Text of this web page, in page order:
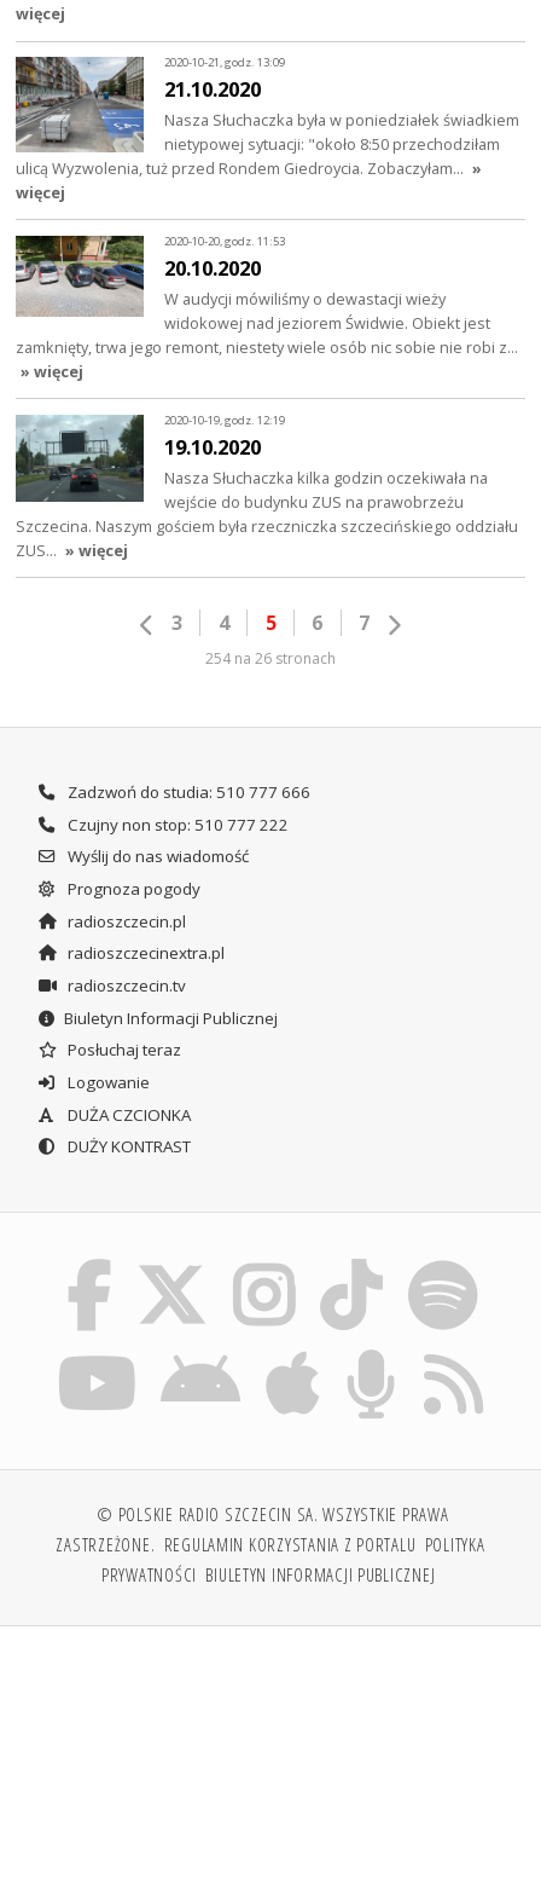
więcej
2020-10-21, godz. 13:09
21.10.2020
Nasza Słuchaczka była w poniedziałek świadkiem
nietypowej sytuacji: "około 8:50 przechodziłam
ulicą Wyzwolenia, tuż przed Rondem Giedroycia. Zobaczyłam… »
więcej
2020-10-20, godz. 11:53
20.10.2020
W audycji mówiliśmy o dewastacji wieży
widokowej nad jeziorem Świdwie. Obiekt jest
zamknięty, trwa jego remont, niestety wiele osób nic sobie nie robi z…
» więcej
2020-10-19, godz. 12:19
19.10.2020
Nasza Słuchaczka kilka godzin oczekiwała na
wejście do budynku ZUS na prawobrzeżu
Szczecina. Naszym gościem była rzeczniczka szczecińskiego oddziału
ZUS… » więcej
3 4 5 6 7
254 na 26 stronach
Zadzwoń do studia: 510 777 666
Czujny non stop: 510 777 222
Wyślij do nas wiadomość
Prognoza pogody
radioszczecin.pl
radioszczecinextra.pl
radioszczecin.tv
Biuletyn Informacji Publicznej
Posłuchaj teraz
Logowanie
DUŻA CZCIONKA
DUŻY KONTRAST
© POLSKIE RADIO SZCZECIN SA. WSZYSTKIE PRAWA
ZASTRZEŻONE. REGULAMIN KORZYSTANIA Z PORTALU POLITYKA
PRYWATNOŚCI BIULETYN INFORMACJI PUBLICZNEJ